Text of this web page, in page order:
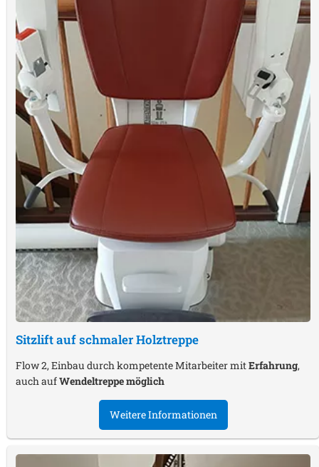
Sitzlift auf schmaler Holztreppe
Flow 2, Einbau durch kompetente Mitarbeiter mitErfahrung,
auch aufWendeltreppe möglich
Weitere Informationen